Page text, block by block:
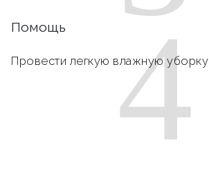
4
Помощь
Провести легкую влажную уборку